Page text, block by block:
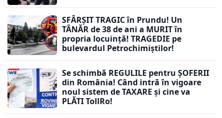
SFÂRȘIT TRAGIC în Prundu! Un
TÂNĂR de 38 de ani a MURIT în
propria locuință! TRAGEDIE pe
bulevardul Petrochimiștilor!
Se schimbă REGULILE pentru ȘOFERII
din România! Când intră în vigoare
noul sistem de TAXARE și cine va
PLĂTI TollRo!